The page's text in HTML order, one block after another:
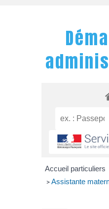
Accueil particuliers
> Assistante